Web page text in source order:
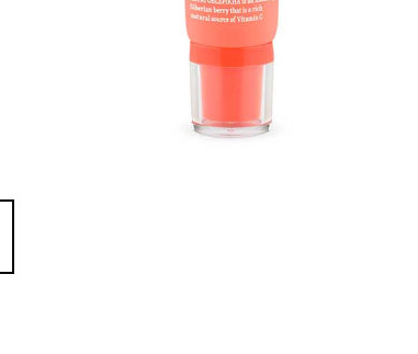
CREARE UN ACCOUNT